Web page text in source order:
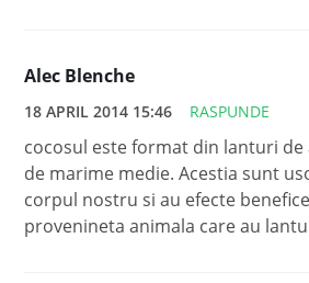
Alec Blenche
18 APRIL 2014 15:46 RASPUNDE
cocosul este format din lanturi de
de marime medie. Acestia sunt
corpul nostru si au efecte
provenineta animala care au